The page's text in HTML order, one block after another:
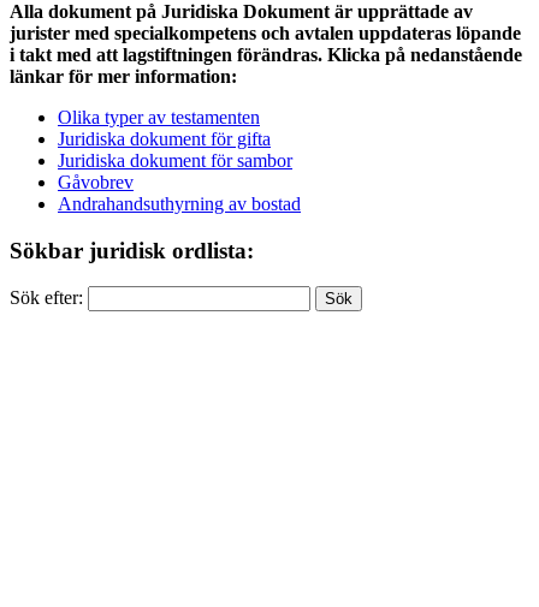
Alla dokument på Juridiska Dokument är upprättade av
jurister med specialkompetens och avtalen uppdateras löpande
i takt med att lagstiftningen förändras. Klicka på nedanstående
länkar för mer information:
Olika typer av testamenten
Juridiska dokument för gifta
Juridiska dokument för sambor
Gåvobrev
Andrahandsuthyrning av bostad
Sökbar juridisk ordlista:
Sök efter: